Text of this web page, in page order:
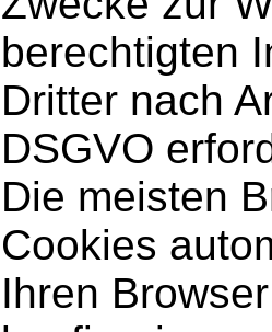
berechtigten
Dritter nach
DSGVO
Die meisten
Cookies
Ihren